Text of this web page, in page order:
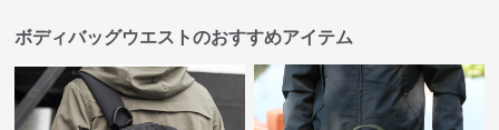
ボディバッグウエストのおすすめアイテム